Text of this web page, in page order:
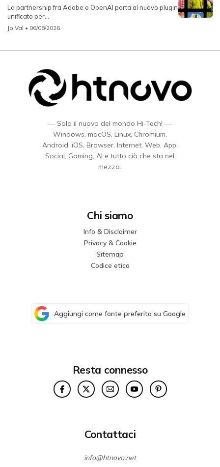
La partnership fra Adobe e OpenAI porta al nuovo plugin
unificato per...
Jo Val • 06/08/2026
— Solo il nuovo del mondo Hi-Tech! —
Windows, macOS, Linux, Chromium,
Android, iOS, Browser, Internet, Web, App,
Social, Gaming, AI e tutto ciò che sta nel
mezzo.
Chi siamo
Info & Disclaimer
Privacy & Cookie
Sitemap
Codice etico
Aggiungi come fonte preferita su Google
Resta connesso
Contattaci
info@htnovo.net